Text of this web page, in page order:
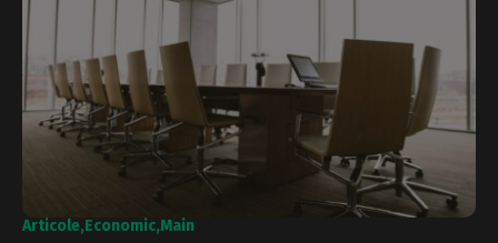
Articole Economic Main